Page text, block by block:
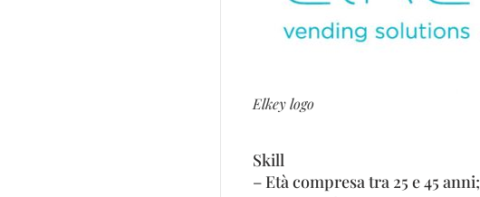
Elkey logo
Skill
– Età compresa tra 25 e 45 anni;